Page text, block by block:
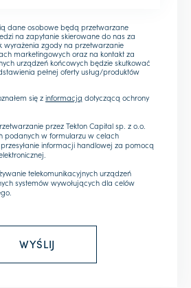
dane osobowe będą przetwarzane
na zapytanie skierowane do nas za
zgody na przetwarzanie
marketingowych oraz na kontakt za
urządzeń końcowych będzie skutkować
pełnej oferty usług/produktów
się zinformacją dotyczącą ochrony
przez Tekton Capital sp. z o.o.
podanych w formularzu w celach
informacji handlowej za pomocą
telekomunikacyjnych urządzeń
systemów wywołujących dla celów